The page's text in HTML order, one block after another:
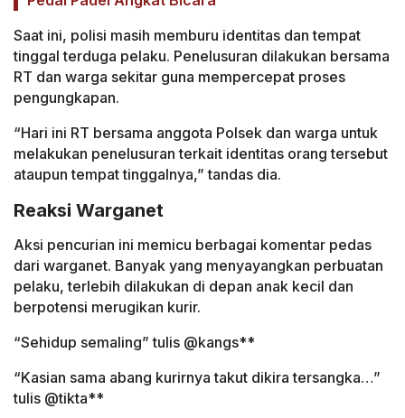
Saat ini, polisi masih memburu identitas dan tempat
tinggal terduga pelaku. Penelusuran dilakukan bersama
RT dan warga sekitar guna mempercepat proses
pengungkapan.
“Hari ini RT bersama anggota Polsek dan warga untuk
melakukan penelusuran terkait identitas orang tersebut
ataupun tempat tinggalnya,” tandas dia.
Reaksi Warganet
Aksi pencurian ini memicu berbagai komentar pedas
dari warganet. Banyak yang menyayangkan perbuatan
pelaku, terlebih dilakukan di depan anak kecil dan
berpotensi merugikan kurir.
“Sehidup semaling” tulis @kangs**
“Kasian sama abang kurirnya takut dikira tersangka…”
tulis @tikta**